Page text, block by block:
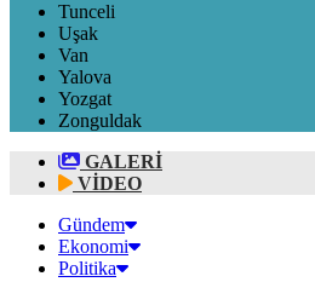
Tunceli
Uşak
Van
Yalova
Yozgat
Zonguldak
GALERİ
VİDEO
Gündem
Ekonomi
Politika